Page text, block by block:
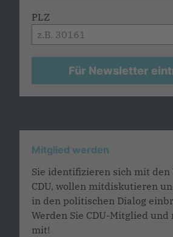
PLZ
Für Newsletter
Mitglied werden
Sie identifizieren sich mit den
CDU, wollen mitdiskutieren
in den politischen Dialog
Werden Sie CDU-Mitglied und
mit!